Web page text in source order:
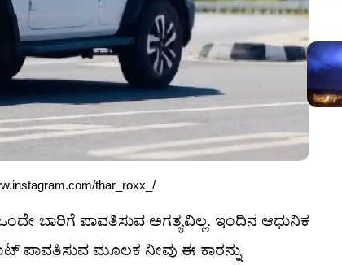
thar_roxx_/
ಬಾರಿಗೆ ಪಾವತಿಸುವ ಅಗತ್ಯವಿಲ್ಲ. ಇಂದಿನ ಆಧುನಿಕ
ಪಾವತಿಸುವ ಮೂಲಕ ನೀವು ಈ ಕಾರನ್ನು